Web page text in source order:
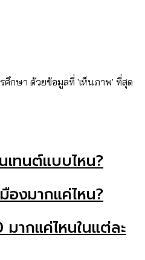
ศึกษา ด้วยข้อมูลที่ 'เห็นภาพ' ที่สุด
เทนต์แบบไหน?
องมากแค่ไหน?
มากแค่ไหนในแต่ละ